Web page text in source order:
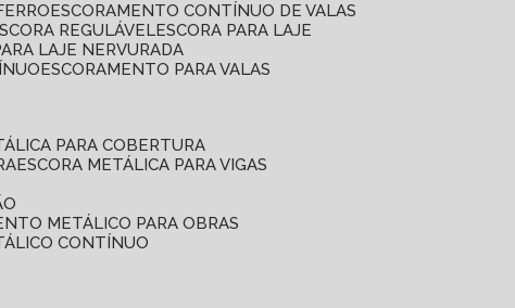
ESCORAMENTO CONTÍNUO DE VALAS
ESCORA REGULÁVEL ESCORA PARA LAJE
LAJE NERVURADA
ESCORAMENTO PARA VALAS
PARA COBERTURA
ESCORA METÁLICA PARA VIGAS
METÁLICO PARA OBRAS
CONTÍNUO